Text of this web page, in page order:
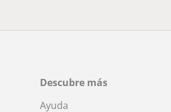
Descubre más
Ayuda